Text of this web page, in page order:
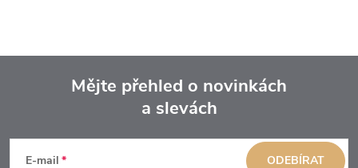
Mějte přehled o novinkách
a slevách
E-mail ODEBÍRAT